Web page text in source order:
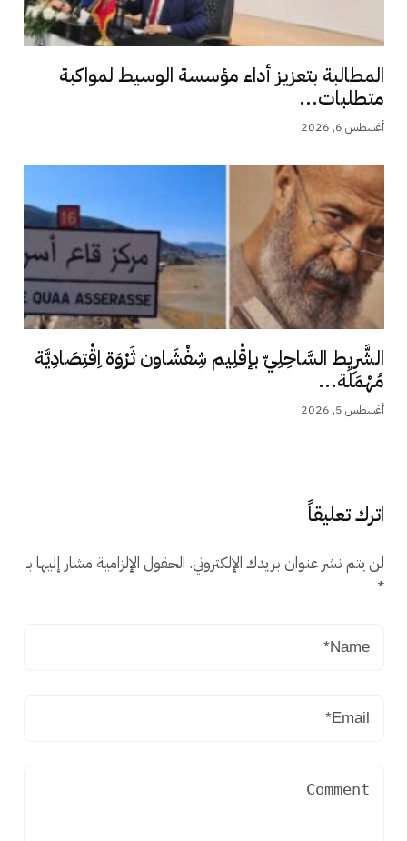
المطالبة بتعزيز أداء مؤسسة الوسيط لمواكبة
متطلبات...
أغسطس 6, 2026
الشَّرِيط السَّاحِلِيّ بإقْلِيم شِفْشَاون ثَرْوَة اِقْتِصَادِيَّة
مُهْمَلَة...
أغسطس 5, 2026
اترك تعليقاً
لن يتم نشر عنوان بريدك الإلكتروني. الحقول الإلزامية مشار إليها بـ
*